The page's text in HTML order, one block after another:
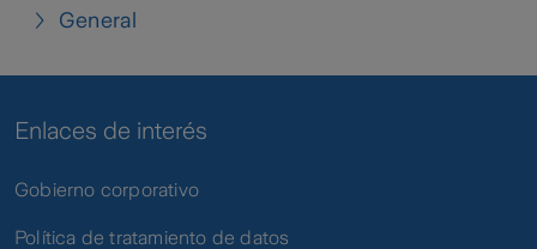
General
Enlaces de interés
Gobierno corporativo
Política de tratamiento de datos